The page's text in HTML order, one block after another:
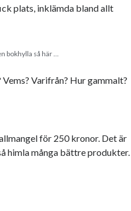
plats, inklämda bland allt
bokhylla så här …
Varifrån? Hur gammalt?
för 250 kronor. Det är
himla många bättre produkter.